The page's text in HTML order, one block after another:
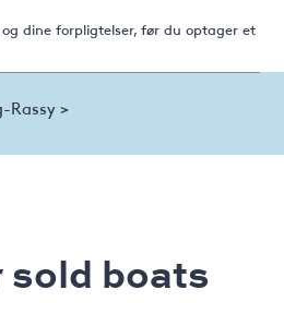
dine forpligtelser, før du optager et
Rassy >
sold boats